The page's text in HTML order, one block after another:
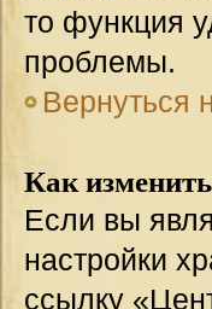
то функция
проблемы.
Вернуться
Как
Если вы
настройки
ссылку